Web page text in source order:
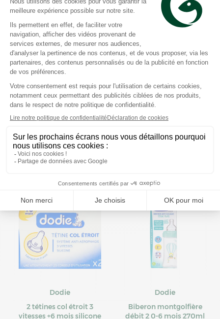
Dodie
Boîte doseuse lait 3
compartiments transport
bleue
Prix moyen constaté
7,72 €
Dodie
Lunettes de soleil bébé
+18m bleu
Prix moyen constaté
Dodie
2 tétines col étroit 3
vitesses +6 mois silicone
Dodie
Biberon montgolfière
débit 2 0-6 mois 270ml